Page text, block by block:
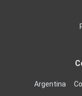
Argentina